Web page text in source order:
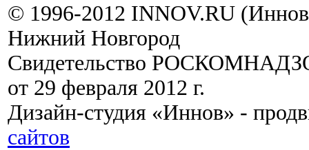
© 1996-2012 INNOV.RU
Нижний Новгород
Свидетельство
от 29 февраля 2012 г.
Дизайн-студия «Иннов» -
сайтов